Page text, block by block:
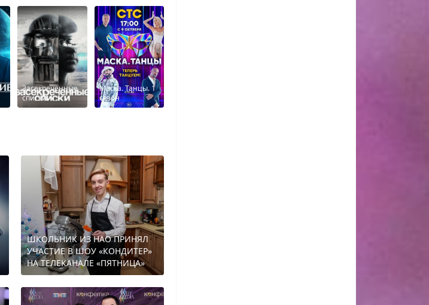
Засекреченные
списки
Маска. Танцы. 1
сезон
ШКОЛЬНИК ИЗ НАО ПРИНЯЛ
УЧАСТИЕ В ШОУ «КОНДИТЕР»
НА ТЕЛЕКАНАЛЕ «ПЯТНИЦА»